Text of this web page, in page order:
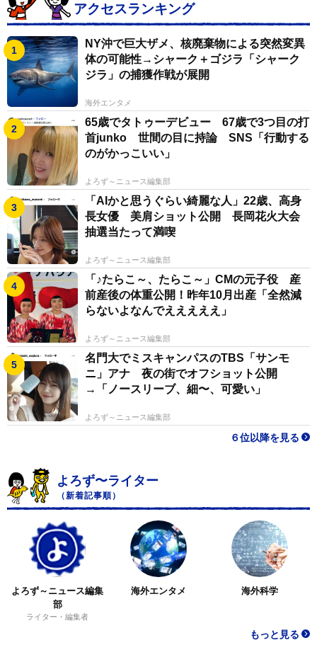
アクセスランキング
NY沖で巨大ザメ、核廃棄物による突然変異
体の可能性→シャーク＋ゴジラ「シャーク
ジラ」の捕獲作戦が展開
海外エンタメ
65歳でタトゥーデビュー 67歳で3つ目の打
首junko 世間の目に持論 SNS「行動する
のがかっこいい」
よろず～ニュース編集部
「AIかと思うぐらい綺麗な人」22歳、高身
長女優 美肩ショット公開 長岡花火大会
抽選当たって満喫
よろず～ニュース編集部
「♪たらこ～、たらこ～」CMの元子役 産
前産後の体重公開！昨年10月出産「全然減
らないよなんでえええええ」
よろず～ニュース編集部
名門大でミスキャンパスのTBS「サンモ
ニ」アナ 夜の街でオフショット公開
→「ノースリーブ、細〜、可愛い」
よろず～ニュース編集部
６位以降を見る
よろず〜ライター
（新着記事順）
よろず～ニュース編集
部
ライター・編集者
海外エンタメ 海外科学
もっと見る